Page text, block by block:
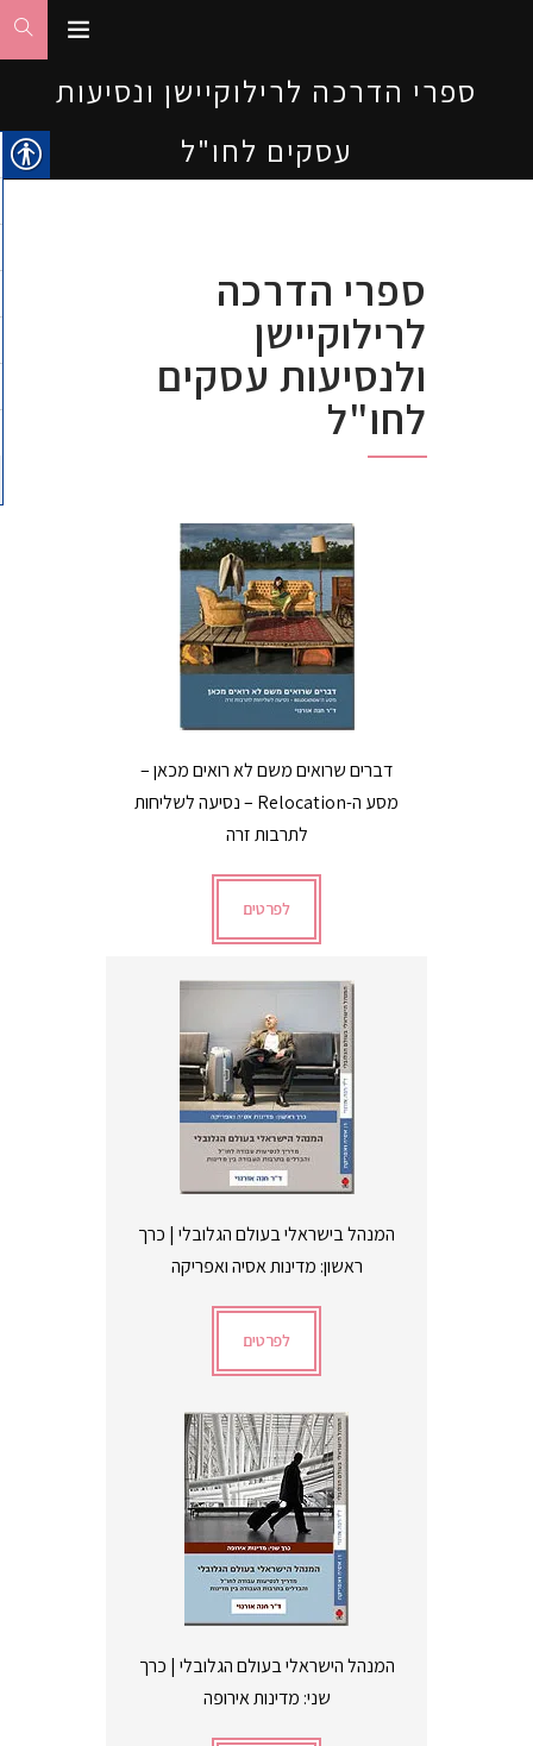
ספרי הדרכה לרילוקיישן ונסיעות
עסקים לחו"ל
ספרי הדרכה
לרילוקיישן
ולנסיעות עסקים
לחו"ל
דברים שרואים משם לא רואים מכאן –
מסע ה-Relocation – נסיעה לשליחות
לתרבות זרה
לפרטים
המנהל בישראלי בעולם הגלובלי | כרך
ראשון: מדינות אסיה ואפריקה
לפרטים
המנהל הישראלי בעולם הגלובלי | כרך
שני: מדינות אירופה